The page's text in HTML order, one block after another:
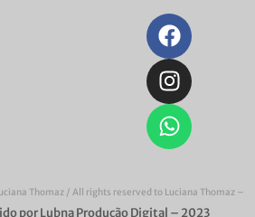
Thomaz / All rights reserved to​ Luciana Thomaz –
por Lubna Produção Digital – 2023